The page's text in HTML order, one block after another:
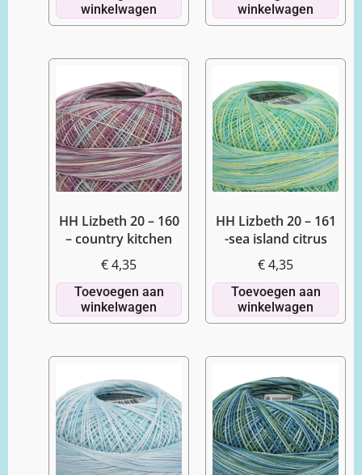
winkelwagen
winkelwagen
HH Lizbeth 20 – 160
– country kitchen
€4,35
Toevoegen aan
winkelwagen
HH Lizbeth 20 – 161
-sea island citrus
€4,35
Toevoegen aan
winkelwagen